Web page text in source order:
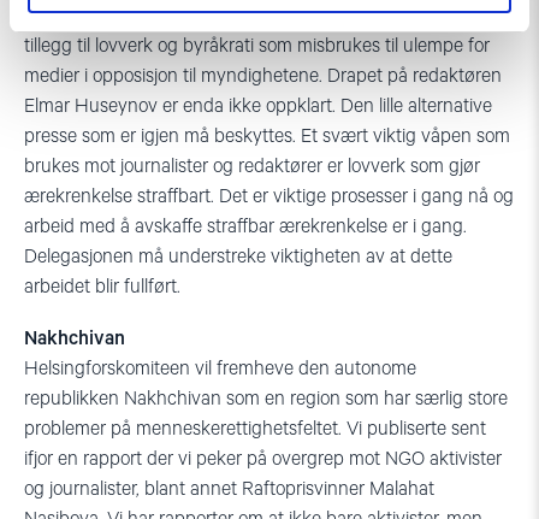
måter. Fengsling og vold mot journalister er dagligdags i
tillegg til lovverk og byråkrati som misbrukes til ulempe for
medier i opposisjon til myndighetene. Drapet på redaktøren
Elmar Huseynov er enda ikke oppklart. Den lille alternative
presse som er igjen må beskyttes. Et svært viktig våpen som
brukes mot journalister og redaktører er lovverk som gjør
ærekrenkelse straffbart. Det er viktige prosesser i gang nå og
arbeid med å avskaffe straffbar ærekrenkelse er i gang.
Delegasjonen må understreke viktigheten av at dette
arbeidet blir fullført.
Nakhchivan
Helsingforskomiteen vil fremheve den autonome
republikken Nakhchivan som en region som har særlig store
problemer på menneskerettighetsfeltet. Vi publiserte sent
ifjor en rapport der vi peker på overgrep mot NGO aktivister
og journalister, blant annet Raftoprisvinner Malahat